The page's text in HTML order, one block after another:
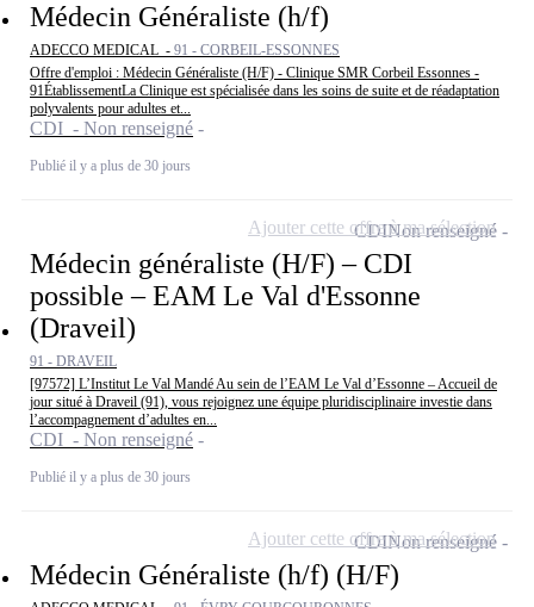
Médecin Généraliste (h/f)
ADECCO MEDICAL - 91 - CORBEIL-ESSONNES
Offre d'emploi : Médecin Généraliste (H/F) - Clinique SMR Corbeil Essonnes -
91ÉtablissementLa Clinique est spécialisée dans les soins de suite et de réadaptation
polyvalents pour adultes et...
CDI - Non renseigné
Publié il y a plus de 30 jours
Médecin généraliste (H/F) – CDI
possible – EAM Le Val d'Essonne
(Draveil)
91 - DRAVEIL
[97572] L’Institut Le Val Mandé Au sein de l’EAM Le Val d’Essonne – Accueil de
jour situé à Draveil (91), vous rejoignez une équipe pluridisciplinaire investie dans
l’accompagnement d’adultes en...
CDI - Non renseigné
Publié il y a plus de 30 jours
CDINon renseigné
Ajouter cette offre à ma sélection
Médecin Généraliste (h/f) (H/F)
CDINon renseigné
Ajouter cette offre à ma sélection